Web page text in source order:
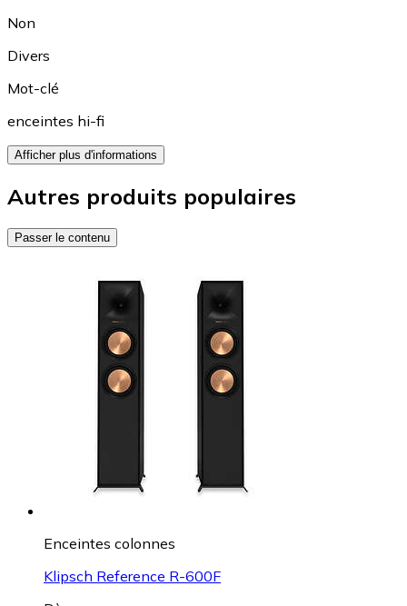
Non
Divers
Mot-clé
enceintes hi-fi
Afficher plus d'informations
Autres produits populaires
Passer le contenu
Enceintes colonnes
Klipsch Reference R-600F